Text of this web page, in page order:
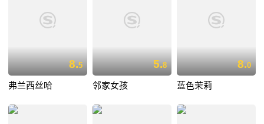
8.5
弗兰西丝哈
5.8
邻家女孩
8.0
蓝色茉莉